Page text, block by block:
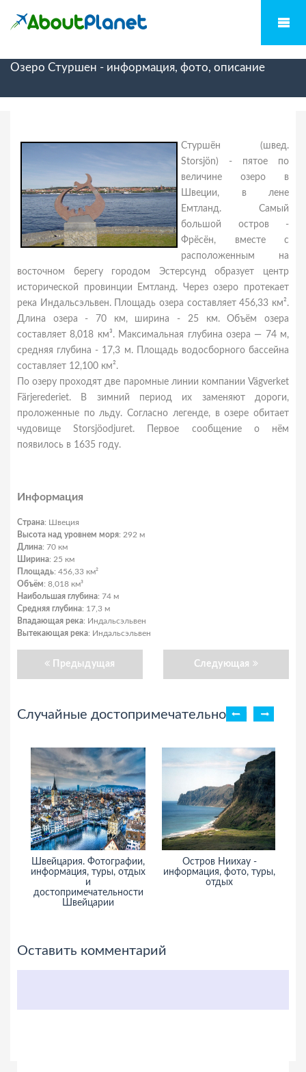
Озеро Стуршен - информация, фото, описание
Стуршён (швед.
Storsjön) - пятое по
величине озеро в
Швеции, в лене
Емтланд. Самый
большой остров -
Фрёсён, вместе с
расположенным на
восточном берегу городом Эстерсунд образует центр
исторической провинции Емтланд. Через озеро протекает
река Индальсэльвен. Площадь озера составляет 456,33 км².
Длина озера - 70 км, ширина - 25 км. Объём озера
составляет 8,018 км³. Максимальная глубина озера — 74 м,
средняя глубина - 17,3 м. Площадь водосборного бассейна
составляет 12,100 км².
По озеру проходят две паромные линии компании Vägverket
Färjerederiet. В зимний период их заменяют дороги,
проложенные по льду. Согласно легенде, в озере обитает
чудовище Storsjöodjuret. Первое сообщение о нём
появилось в 1635 году.
Информация
Страна: Швеция
Высота над уровнем моря: 292 м
Длина: 70 км
Ширина: 25 км
Площадь: 456,33 км²
Объём: 8,018 км³
Наибольшая глубина: 74 м
Средняя глубина: 17,3 м
Впадающая река: Индальсэльвен
Вытекающая река: Индальсэльвен
Предыдущая Следующая
Случайные достопримечательности
Швейцария. Фотографии,
информация, туры, отдых
и
достопримечательности
Швейцарии
Остров Ниихау -
информация, фото, туры,
отдых
Оставить комментарий